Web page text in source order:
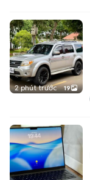
2 phút trước 19